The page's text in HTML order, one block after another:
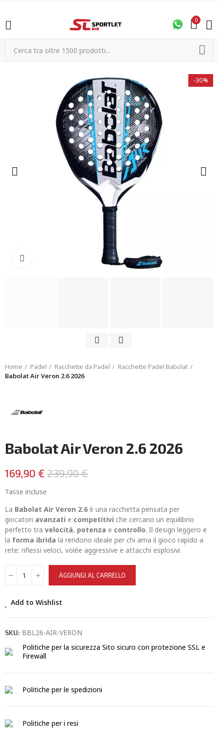
0
-30%
Home Padel Racchette da Padel
Racchette Padel Babolat
Babolat Air Veron 2.6 2026
Babolat Air Veron 2.6 2026
169,90 € 239,90 €
Tasse incluse
La Babolat Air Veron 2.6 è una racchetta pensata per
giocatori avanzati e competitivi che cercano un equilibrio
perfetto tra velocità, potenza e controllo. Il design leggero e
la forma ibrida la rendono ideale per chi ama il gioco rapido a
rete: riflessi veloci, volée aggressive e attacchi esplosivi.
AGGIUNGI AL CARRELLO
Add to Wishlist
SKU: BBL26-AIR-VERON
Politiche per la sicurezza Sito sicuro con protezione SSL e
Firewall
Politiche per le spedizioni
Politiche per i resi